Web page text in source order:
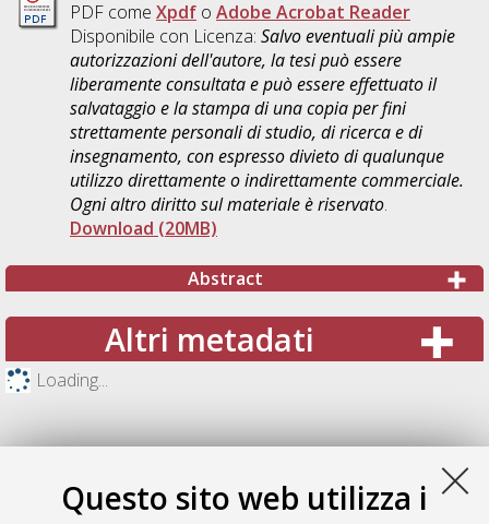
Questo sito web utilizza i
PDF come Xpdfo Adobe Acrobat Reader
Disponibile con Licenza: Salvo eventuali più ampie
autorizzazioni dell'autore, la tesi può essere
liberamente consultata e può essere effettuato il
salvataggio e la stampa di una copia per fini
strettamente personali di studio, di ricerca e di
insegnamento, con espresso divieto di qualunque
utilizzo direttamente o indirettamente commerciale.
Ogni altro diritto sul materiale è riservato.
Download (20MB)
Abstract
Altri metadati
Loading...